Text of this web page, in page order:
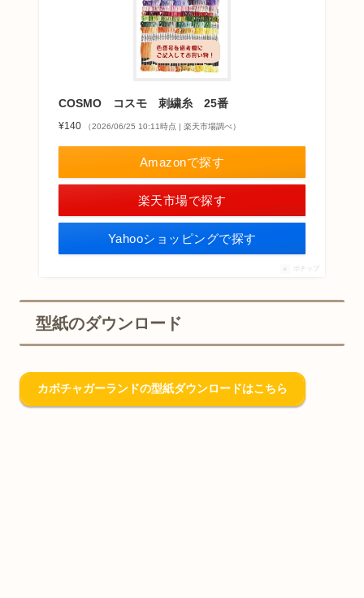
COSMO コスモ 刺繍糸 25番
¥140 （2026/06/25 10:11時点 | 楽天市場調べ）
Amazonで探す
楽天市場で探す
Yahooショッピングで探す
ポチップ
型紙のダウンロード
カボチャガーランドの型紙ダウンロードはこちら